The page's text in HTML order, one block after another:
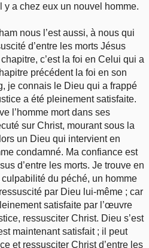
y a chez eux un nouvel homme.
nous l’est aussi, à nous qui
d’entre les morts Jésus
c’est la foi en Celui qui a
précédent la foi en son
je connais le Dieu qui a frappé
a été pleinement satisfaite.
l’homme mort dans ses
sur Christ, mourant sous la
un Dieu qui intervient en
condamné. Ma confiance est
d’entre les morts. Je trouve en
du péché, un homme
par Dieu lui-même ; car
satisfaite par l’œuvre
ressusciter Christ. Dieu s’est
maintenant satisfait ; il peut
et ressusciter Christ d’entre les